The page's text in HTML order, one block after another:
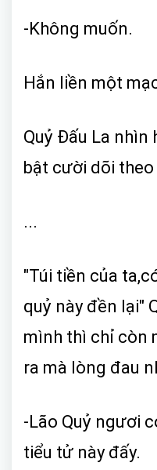
-Không muốn.
Hắn liền một
Quỷ Đấu La nhìn
bật cười dõi
...
"Túi tiền của
quỷ này đền lại"
mình thì chỉ còn
ra mà lòng đau
-Lão Quỷ ngươi
tiểu tử này đấy.